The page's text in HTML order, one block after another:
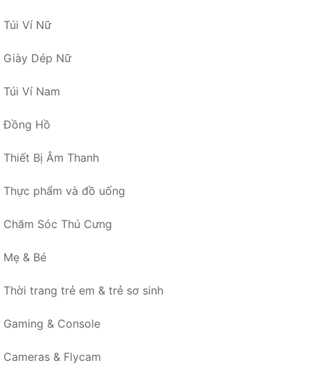
Túi Ví Nữ
Giày Dép Nữ
Túi Ví Nam
Đồng Hồ
Thiết Bị Âm Thanh
Thực phẩm và đồ uống
Chăm Sóc Thú Cưng
Mẹ & Bé
Thời trang trẻ em & trẻ sơ sinh
Gaming & Console
Cameras & Flycam